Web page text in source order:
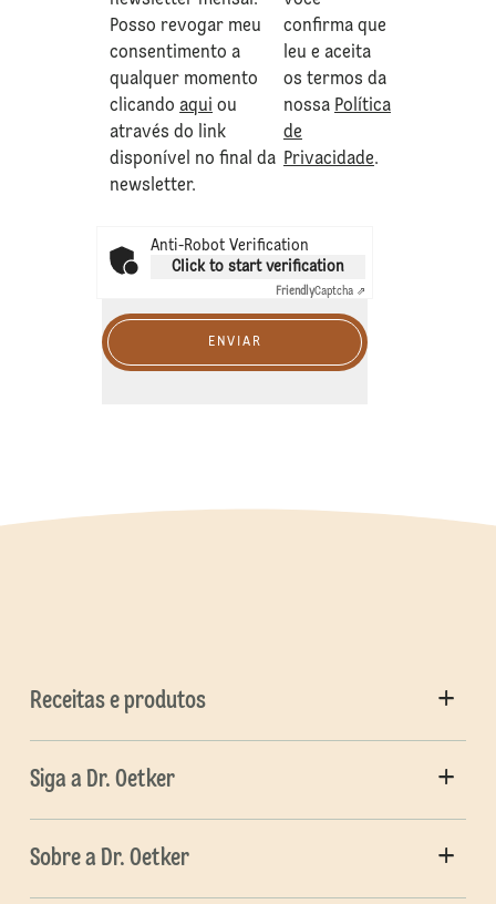
Posso revogar meu
consentimento a
qualquer momento
clicando aqui ou
através do link
disponível no final da
newsletter.
confirma que
leu e aceita
os termos da
nossa Política
de
Privacidade.
Anti-Robot Verification
Click to start verification
FriendlyCaptcha ⇗
ENVIAR
Receitas e produtos
Siga a Dr. Oetker
Sobre a Dr. Oetker